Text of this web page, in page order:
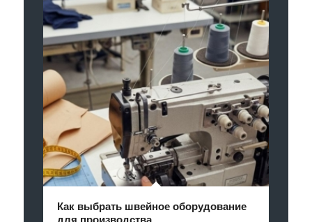
Как выбрать швейное оборудование